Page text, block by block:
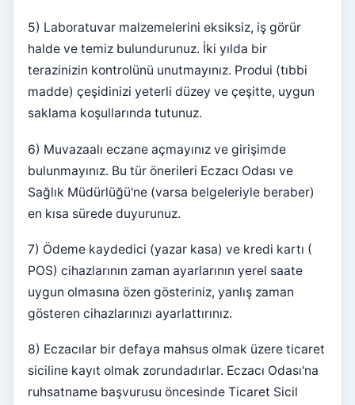
5) Laboratuvar malzemelerini eksiksiz, iş görür
halde ve temiz bulundurunuz. İki yılda bir
terazinizin kontrolünü unutmayınız. Produi (tıbbi
madde) çeşidinizi yeterli düzey ve çeşitte, uygun
saklama koşullarında tutunuz.
6) Muvazaalı eczane açmayınız ve girişimde
bulunmayınız. Bu tür önerileri Eczacı Odası ve
Sağlık Müdürlüğü'ne (varsa belgeleriyle beraber)
en kısa sürede duyurunuz.
7) Ödeme kaydedici (yazar kasa) ve kredi kartı (
POS) cihazlarının zaman ayarlarının yerel saate
uygun olmasına özen gösteriniz, yanlış zaman
gösteren cihazlarınızı ayarlattırınız.
8) Eczacılar bir defaya mahsus olmak üzere ticaret
siciline kayıt olmak zorundadırlar. Eczacı Odası'na
ruhsatname başvurusu öncesinde Ticaret Sicil